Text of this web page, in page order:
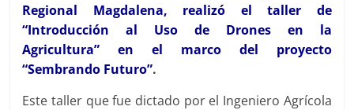
Regional Magdalena, realizó el taller de
“Introducción al Uso de Drones en la
Agricultura” en el marco del proyecto
“Sembrando Futuro”.
Este taller que fue dictado por el Ingeniero Agrícola